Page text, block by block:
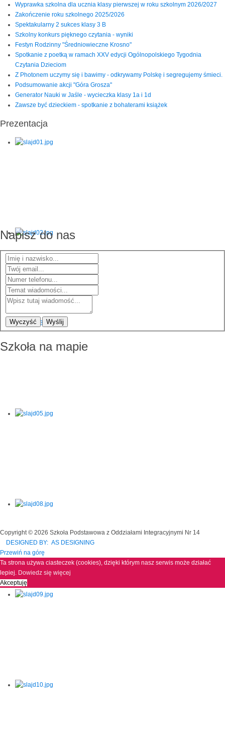
Wyprawka szkolna dla ucznia klasy pierwszej w roku szkolnym 2026/2027
Zakończenie roku szkolnego 2025/2026
Spektakularny 2 sukces klasy 3 B
Szkolny konkurs pięknego czytania - wyniki
Festyn Rodzinny "Średniowieczne Krosno"
Spotkanie z poetką w ramach XXV edycji Ogólnopolskiego Tygodnia
Czytania Dzieciom
Z Photonem uczymy się i bawimy - odkrywamy Polskę i segregujemy śmieci.
Podsumowanie akcji "Góra Grosza"
Generator Nauki w Jaśle - wycieczka klasy 1a i 1d
Zawsze być dzieckiem - spotkanie z bohaterami książek
Prezentacja
Napisz do nas
Wyczyść Wyślij
Szkoła na mapie
Copyright © 2026 Szkoła Podstawowa z Oddziałami Integracyjnymi Nr 14
DESIGNED BY: AS DESIGNING
Przewiń na górę
Ta strona używa ciasteczek (cookies), dzięki którym nasz serwis może działać
lepiej. Dowiedz się więcej
Akceptuję